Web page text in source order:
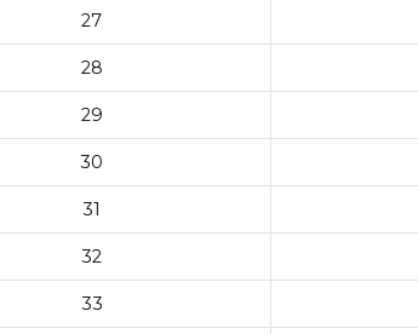
27
28
29
30
31
32
33